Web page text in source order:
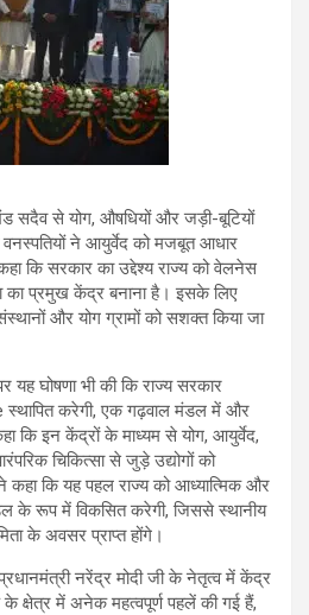
सदैव से योग, औषधियों और जड़ी-बूटियों
वनस्पतियों ने आयुर्वेद को मजबूत आधार
कि सरकार का उद्देश्य राज्य को वेलनेस
का प्रमुख केंद्र बनाना है। इसके लिए
और योग ग्रामों को सशक्त किया जा
यह घोषणा भी की कि राज्य सरकार
करेगी, एक गढ़वाल मंडल में और
कि इन केंद्रों के माध्यम से योग, आयुर्वेद,
चिकित्सा से जुड़े उद्योगों को
कहा कि यह पहल राज्य को आध्यात्मिक और
के रूप में विकसित करेगी, जिससे स्थानीय
के अवसर प्राप्त होंगे।
नरेंद्र मोदी जी के नेतृत्व में केंद्र
क्षेत्र में अनेक महत्वपूर्ण पहलें की गई हैं,